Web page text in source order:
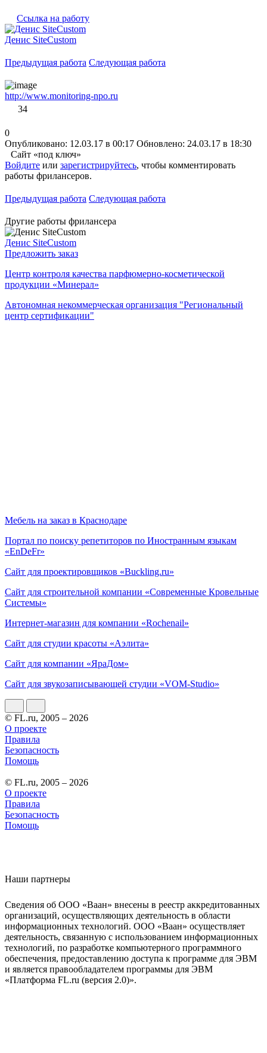
Ссылка на работу
Денис SiteCustom
Предыдущая работа Следующая работа
http://www.monitoring-npo.ru
34
0
Опубликовано: 12.03.17 в 00:17 Обновлено: 24.03.17 в 18:30
Сайт «под ключ»
Войдите или зарегистрируйтесь, чтобы комментировать
работы фрилансеров.
Предыдущая работа Следующая работа
Другие работы фрилансера
Денис SiteCustom
Предложить заказ
Центр контроля качества парфюмерно-косметической
продукции «Минерал»
Автономная некоммерческая организация "Региональный
центр сертификации"
Мебель на заказ в Краснодаре
Портал по поиску репетиторов по Иностранным языкам
«EnDeFr»
Сайт для проектировщиков «Buckling.ru»
Сайт для строительной компании «Современные Кровельные
Системы»
Интернет-магазин для компании «Rochenail»
Сайт для студии красоты «Аэлита»
Сайт для компании «ЯраДом»
Сайт для звукозаписывающей студии «VOM-Studio»
© FL.ru, 2005 – 2026
О проекте
Правила
Безопасность
Помощь
© FL.ru, 2005 – 2026
О проекте
Правила
Безопасность
Помощь
Наши партнеры
Сведения об ООО «Ваан» внесены в реестр аккредитованных
организаций, осуществляющих деятельность в области
информационных технологий. ООО «Ваан» осуществляет
деятельность, связанную с использованием информационных
технологий, по разработке компьютерного программного
обеспечения, предоставлению доступа к программе для ЭВМ
и является правообладателем программы для ЭВМ
«Платформа FL.ru (версия 2.0)».